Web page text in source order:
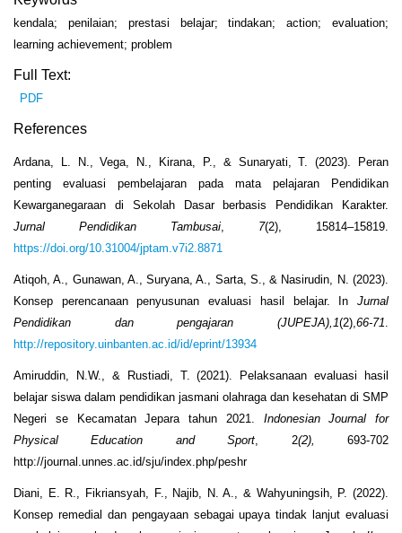
kendala; penilaian; prestasi belajar; tindakan; action; evaluation;
learning achievement; problem
Full Text:
PDF
References
Ardana, L. N., Vega, N., Kirana, P., & Sunaryati, T. (2023). Peran
penting evaluasi pembelajaran pada mata pelajaran Pendidikan
Kewarganegaraan di Sekolah Dasar berbasis Pendidikan Karakter.
Jurnal Pendidikan Tambusai, 7(2), 15814–15819.
https://doi.org/10.31004/jptam.v7i2.8871
Atiqoh, A., Gunawan, A., Suryana, A., Sarta, S., & Nasirudin, N. (2023).
Konsep perencanaan penyusunan evaluasi hasil belajar. In Jurnal
Pendidikan dan pengajaran (JUPEJA),1(2),66-71.
http://repository.uinbanten.ac.id/id/eprint/13934
Amiruddin, N.W., & Rustiadi, T. (2021). Pelaksanaan evaluasi hasil
belajar siswa dalam pendidikan jasmani olahraga dan kesehatan di SMP
Negeri se Kecamatan Jepara tahun 2021. Indonesian Journal for
Physical Education and Sport, 2(2),
693-702
http://journal.unnes.ac.id/sju/index.php/peshr
Diani, E. R., Fikriansyah, F., Najib, N. A., & Wahyuningsih, P. (2022).
Konsep remedial dan pengayaan sebagai upaya tindak lanjut evaluasi